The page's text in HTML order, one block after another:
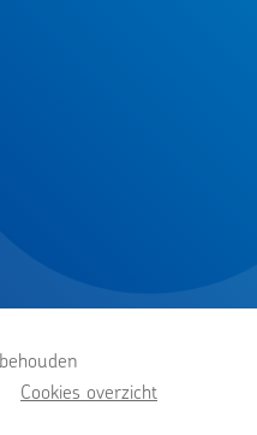
Cookies overzicht